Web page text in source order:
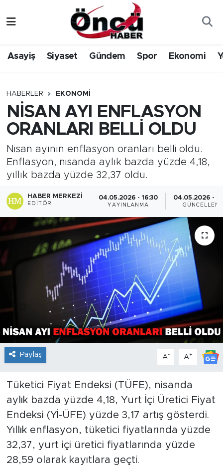
Asayiş Siyaset Gündem Spor Ekonomi
HABERLER EKONOMI
NİSAN AYI ENFLASYON
ORANLARI BELLİ OLDU
Nisan ayının enflasyon oranları belli oldu.
Enflasyon, nisanda aylık bazda yüzde 4,18,
yıllık bazda yüzde 32,37 oldu.
HABER MERKEZI
EDITÖR
04.05.2026 - 16:30
YAYINLANMA
04.05.2026 -
Paylaş A- A+
Tüketici Fiyat Endeksi (TÜFE), nisanda
aylık bazda yüzde 4,18, Yurt İçi Üretici Fiyat
Endeksi (Yİ-ÜFE) yüzde 3,17 artış gösterdi.
Yıllık enflasyon, tüketici fiyatlarında yüzde
32,37, yurt içi üretici fiyatlarında yüzde
28,59 olarak kayıtlara geçti.
Gündem
Sağlık & Çevre
Spor
Yerel Haber
Öncü Radyo Dinle
Öncü TV İzle
Düzce Nöbetçi Eczaneler
Düzce Hava Durumu
Düzce Namaz Vakitleri
Düzce Trafik Yoğunluk Haritası
Tüm Manşetler
Son Dakika Haberleri
Haber Arşivi